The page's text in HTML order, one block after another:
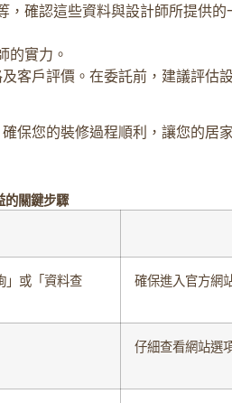
，確認這些資料與設計師所提供
的實力。
客戶評價。在委託前，建議評估
保您的裝修過程順利，讓您的居
的關鍵步驟
」或「資料查
確保進入官方網
仔細查看網站選